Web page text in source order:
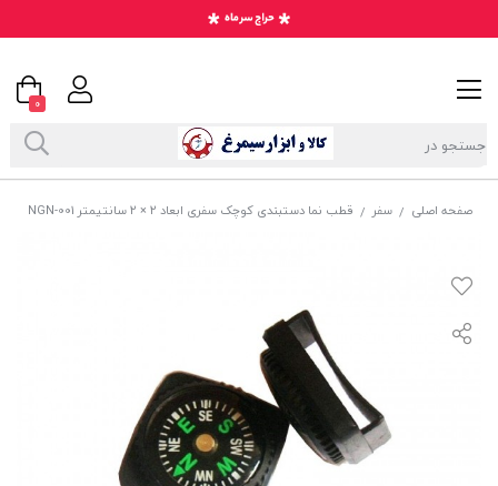
صفحه اصلی / سفر / قطب نما دستبندی کوچک سفری ابعاد ۲ × ۲ سانتیمتر NGN-001
0